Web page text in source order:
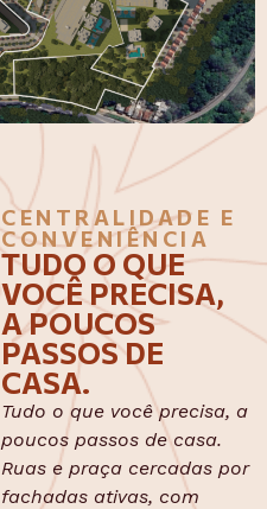
CENTRALIDADE E
CONVENIÊNCIA
TUDO O QUE
VOCÊ PRECISA,
A POUCOS
PASSOS DE
CASA.
Tudo o que você precisa, a
poucos passos de casa.
Ruas e praça cercadas por
fachadas ativas, com